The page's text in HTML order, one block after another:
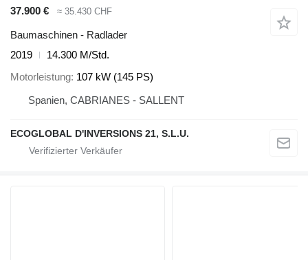
37.900 €
≈ 35.430 CHF
Baumaschinen - Radlader
2019
14.300 M/Std.
Motorleistung 107 kW (145 PS)
Spanien, CABRIANES - SALLENT
ECOGLOBAL D'INVERSIONS 21, S.L.U.